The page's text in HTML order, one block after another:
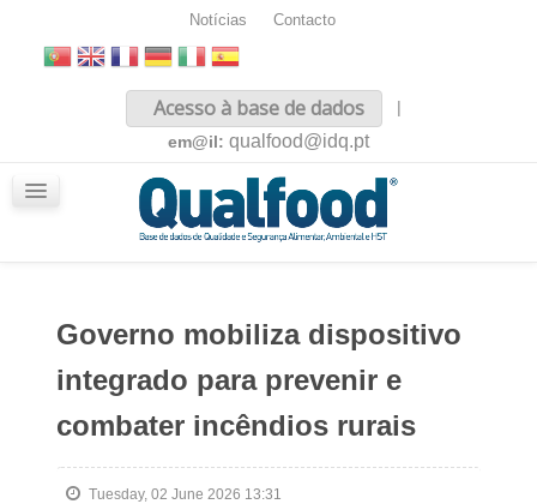
Notícias Contacto
Acesso à base de dados
|
em@il: qualfood@idq.pt
Governo mobiliza dispositivo
integrado para prevenir e
combater incêndios rurais
Tuesday, 02 June 2026 13:31